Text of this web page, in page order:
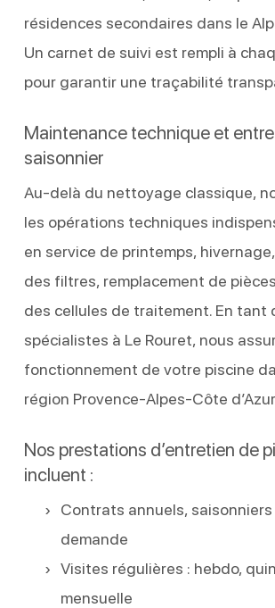
résidences secondaires dans le
Un carnet de suivi est rempli à
pour garantir une traçabilité
Maintenance technique et
saisonnier
Au-delà du nettoyage classique,
les opérations techniques
en service de printemps,
des filtres, remplacement de
des cellules de traitement. En tant
spécialistes à Le Rouret, nous
fonctionnement de votre piscine
région Provence-Alpes-Côte
Nos prestations d’entretien de
incluent :
Contrats annuels, saisonniers
demande
Visites régulières : hebdo,
mensuelle